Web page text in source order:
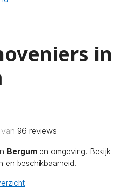
in
96 reviews
Bergum en omgeving. Bekijk
en beschikbaarheid.